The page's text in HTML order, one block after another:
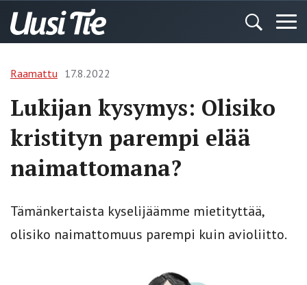
Raamattu 17.8.2022
Lukijan kysymys: Olisiko
kristityn parempi elää
naimattomana?
Tämänkertaista kyselijäämme mietityttää,
olisiko naimattomuus parempi kuin avioliitto.